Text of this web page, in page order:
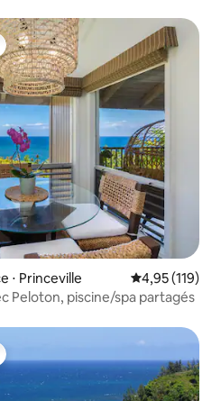
⋅ Princeville Évaluation
4,95 (119)
Peloton, piscine/spa partagés